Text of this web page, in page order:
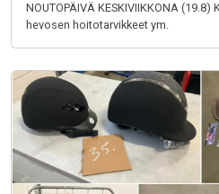
NOUTOPÄIVÄ KESKIVIIKKONA
hevosen hoitotarvikkeet ym.